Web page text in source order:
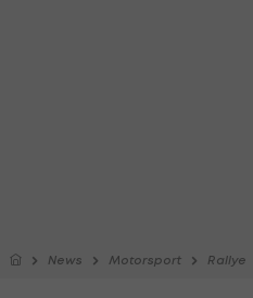
News Motorsport Rallye